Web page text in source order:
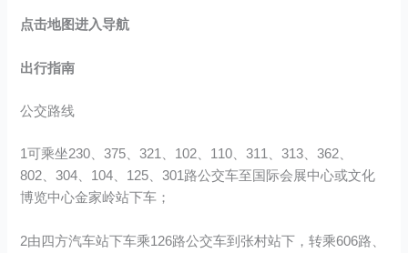
点击地图进入导航
出行指南
公交路线
1可乘坐230、375、321、102、110、311、313、362、
802、304、104、125、301路公交车至国际会展中心或文化
博览中心金家岭站下车；
2由四方汽车站下车乘126路公交车到张村站下，转乘606路、